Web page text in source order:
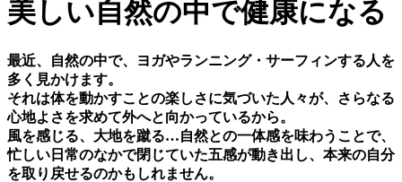
美しい⾃然の中で健康になる
最近、⾃然の中で、ヨガやランニング・サーフィンする⼈を
多く⾒かけます。
それは体を動かすことの楽しさに気づいた⼈々が、さらなる
⼼地よさを求めて外へと向かっているから。
⾵を感じる、⼤地を蹴る…⾃然との⼀体感を味わうことで、
忙しい⽇常のなかで閉じていた五感が動き出し、本来の⾃分
を取り戻せるのかもしれません。